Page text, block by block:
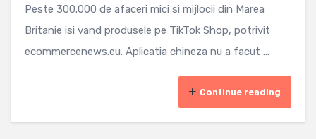
Peste 300.000 de afaceri mici si mijlocii din Marea
Britanie isi vand produsele pe TikTok Shop, potrivit
ecommercenews.eu. Aplicatia chineza nu a facut ...
Continue reading